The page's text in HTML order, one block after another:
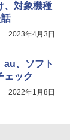
、対象機種
2023年4月3日
、ソフト
ェック
2022年1月8日